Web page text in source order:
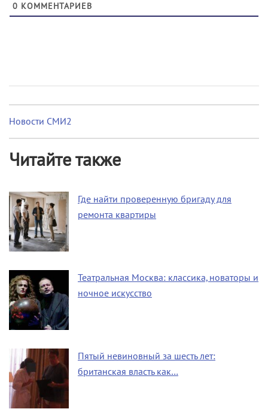
0 КОММЕНТАРИЕВ
Новости СМИ2
Читайте также
Где найти проверенную бригаду для
ремонта квартиры
Театральная Москва: классика, новаторы и
ночное искусство
Пятый невиновный за шесть лет:
британская власть как…